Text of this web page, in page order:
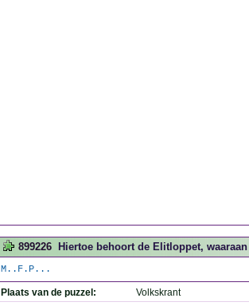
899226 Hiertoe behoort de Elitloppet,
M..F.P...
Plaats van de puzzel: Volkskrant